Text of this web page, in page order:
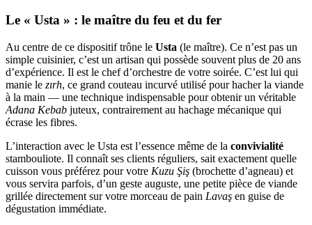
Le « Usta » : le maître du feu et du fer
Au centre de ce dispositif trône le Usta (le maître). Ce n’est pas un
simple cuisinier, c’est un artisan qui possède souvent plus de 20 ans
d’expérience. Il est le chef d’orchestre de votre soirée. C’est lui qui
manie le zırh, ce grand couteau incurvé utilisé pour hacher la viande
à la main — une technique indispensable pour obtenir un véritable
Adana Kebab juteux, contrairement au hachage mécanique qui
écrase les fibres.
L’interaction avec le Usta est l’essence même de la convivialité
stambouliote. Il connaît ses clients réguliers, sait exactement quelle
cuisson vous préférez pour votre Kuzu Şiş (brochette d’agneau) et
vous servira parfois, d’un geste auguste, une petite pièce de viande
grillée directement sur votre morceau de pain Lavaş en guise de
dégustation immédiate.